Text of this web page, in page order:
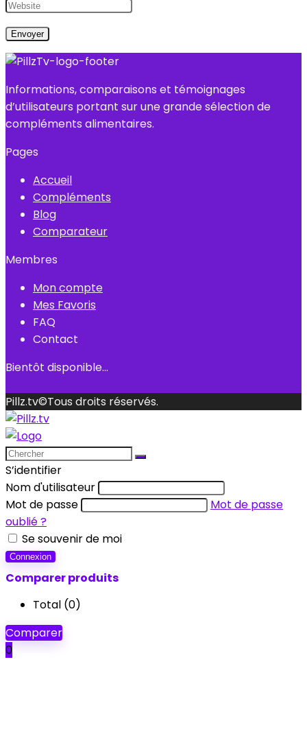
Informations, comparaisons et témoignages
d’utilisateurs portant sur une grande sélection de
compléments alimentaires.
Pages
Accueil
Compléments
Blog
Comparateur
Membres
Mon compte
Mes Favoris
FAQ
Contact
Bientôt disponible…
Pillz.tv©Tous droits réservés.
S’identifier
Nom d'utilisateur
Mot de passe
Mot de passe
oublié ?
Se souvenir de moi
Connexion
Comparer produits
Total (0)
Comparer
0